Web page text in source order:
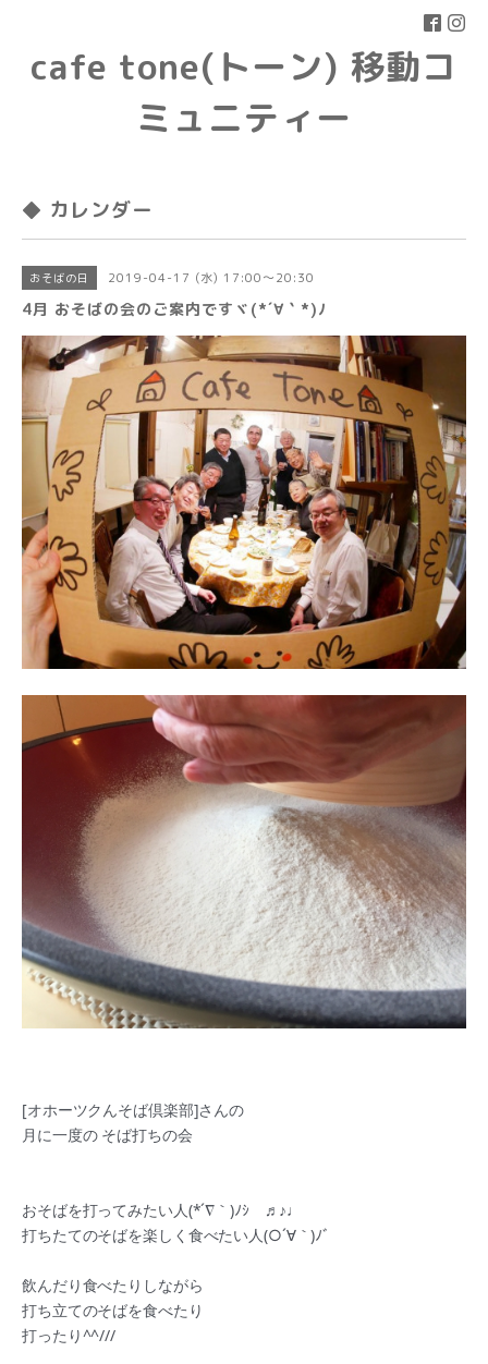
cafe tone(トーン) 移動コ
ミュニティー
◆ カレンダー
おそばの日 2019-04-17 (水) 17:00～20:30
4月 おそばの会のご案内ですヾ(*´∀｀*)ﾉ
[オホーツクんそば倶楽部]さんの
月に一度の そば打ちの会
おそばを打ってみたい人(*´∇｀)ﾉｼ ♬♪♩
打ちたてのそばを楽しく食べたい人(○´∀｀)ﾉﾞ
飲んだり食べたりしながら
打ち立てのそばを食べたり
打ったり^^///